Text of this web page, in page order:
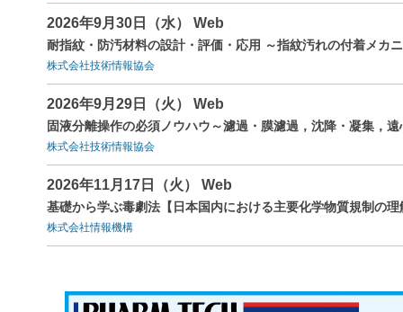
2026年9月30日（水） Web
耐指紋・防汚材料の設計・評価・応用 ～指紋汚れの付着メカ
株式会社技術情報協会
2026年9月29日（火） Web
固液分離操作の必須ノウハウ～濾過・膜濾過，沈降・凝集，
株式会社技術情報協会
2026年11月17日（火） Web
基礎から学ぶ毒劇法【日本国内における主要化学物質規制の
株式会社情報機構